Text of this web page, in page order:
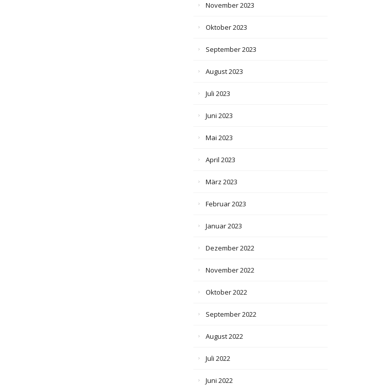
November 2023
Oktober 2023
September 2023
August 2023
Juli 2023
Juni 2023
Mai 2023
April 2023
März 2023
Februar 2023
Januar 2023
Dezember 2022
November 2022
Oktober 2022
September 2022
August 2022
Juli 2022
Juni 2022